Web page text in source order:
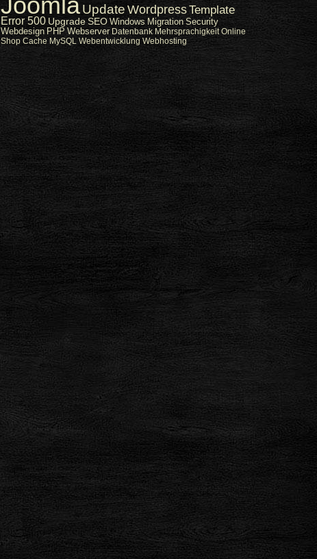
UpdateWordpressTemplate
Error 500 Upgrade SEO Windows Migration Security
Webdesign PHP Webserver Datenbank Mehrsprachigkeit Online
Shop Cache MySQL Webentwicklung Webhosting